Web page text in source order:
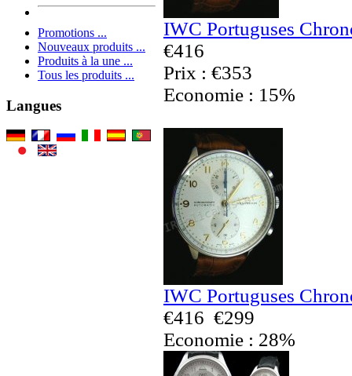
Promotions ...
Nouveaux produits ...
Produits à la une ...
Tous les produits ...
Langues
IWC Portuguses
€416
Prix : €353
Economie : 15%
IWC Portuguses
€416 €299
Economie : 28%